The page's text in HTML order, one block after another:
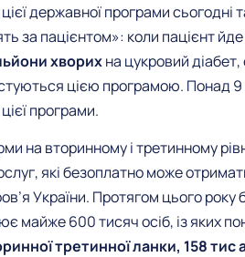
державної програми
за пацієнтом»: коли пацієнт
хворихна цукровий
цією програмою. Понад
програми.
на вторинному і третинному
які безоплатно може
України. Протягом цього року
майже 600 тисяч осіб, із яких
третинної ланки, 158 тис